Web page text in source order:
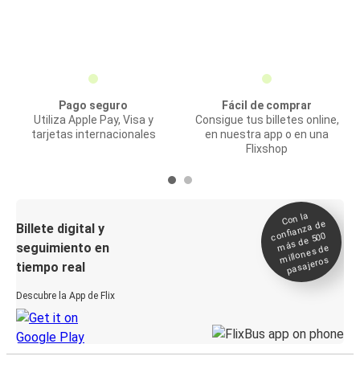
Pago seguro
Utiliza Apple Pay, Visa y
tarjetas internacionales
Fácil de comprar
Consigue tus billetes online,
en nuestra app o en una
Flixshop
Billete digital y
seguimiento en
tiempo real
Descubre la App de Flix
Con la
confianza de
más de 500
millones de
pasajeros